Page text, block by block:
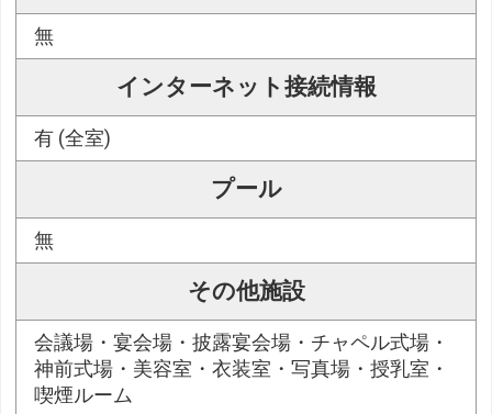
無
インターネット接続情報
有 (全室)
プール
無
その他施設
会議場・宴会場・披露宴会場・チャペル式場・
神前式場・美容室・衣装室・写真場・授乳室・
喫煙ルーム